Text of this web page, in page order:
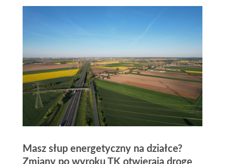
Masz słup energetyczny na działce?
Zmiany po wyroku TK otwierają drogę